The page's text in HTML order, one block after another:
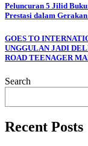
Peluncuran 5 Jilid
Prestasi dalam
GOES TO
UNGGULAN JADI
ROAD TEENAGER
Search
Recent Posts